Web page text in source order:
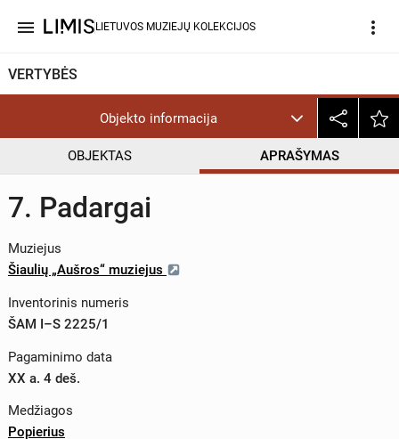
menu LIETUVOS MUZIEJŲ KOLEKCIJOS more_vert
VERTYBĖS
Objekto informacija
OBJEKTAS APRAŠYMAS
7. Padargai
Muziejus
Šiaulių „Aušros“ muziejus
Inventorinis numeris
ŠAM I–S 2225/1
Pagaminimo data
XX a. 4 deš.
Medžiagos
Popierius